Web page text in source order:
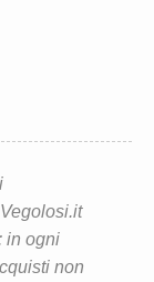
in ogni
non